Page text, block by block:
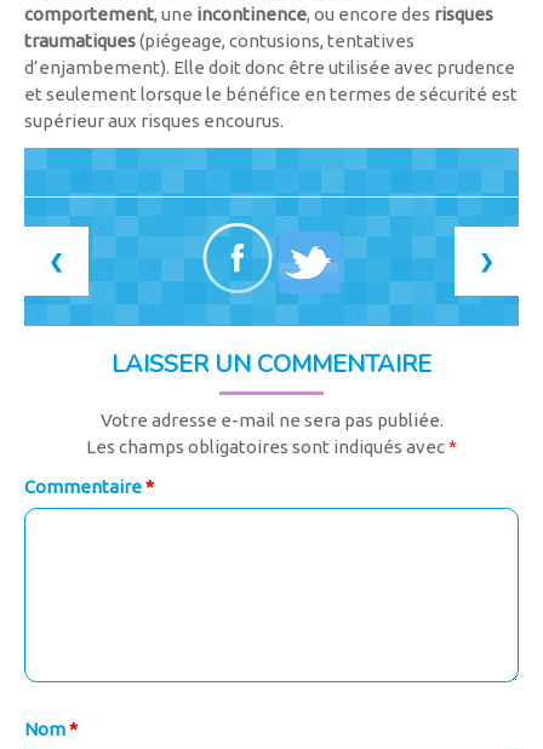
comportement, une incontinence, ou encore des risques
traumatiques(piégeage, contusions, tentatives
d’enjambement). Elle doit donc être utilisée avec prudence
et seulement lorsque le bénéfice en termes de sécurité est
supérieur aux risques encourus.
❮ ❯
LAISSER UN COMMENTAIRE
Votre adresse e-mail ne sera pas publiée.
Les champs obligatoires sont indiqués avec*
Commentaire*
Nom*